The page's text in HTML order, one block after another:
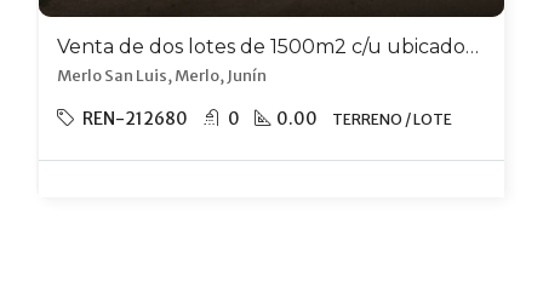
Venta de dos lotes de 1500m2 c/u ubicados en Merlo, Cerro de Oro.
Merlo San Luis, Merlo, Junín
REN-212680 0 0.00 TERRENO / LOTE